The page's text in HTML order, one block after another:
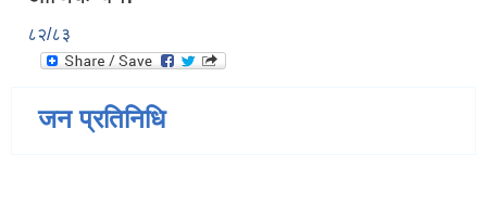
८२/८३
जन प्रतिनिधि